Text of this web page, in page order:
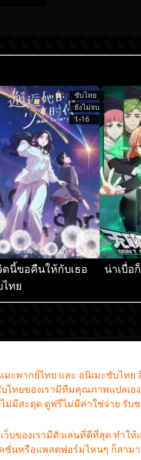
ซับไทย
ยังไม่จบ
1-16
ตนี้ขอคืนให้กับเธอ
ทย
น่าเบื่อ
ะพากย์ไทย และ อนิเมะซับไท
ทยของเรามีทีมคุณภาพแปลเอ
ม่มีสะดุด ดูฟรีไม่มีค่าใช่จ่าย
ของเรามีตัวเล่นที่ดีที่สุด ทำใ
นหรือแพลตฟอร์มไหนๆ ก็สา